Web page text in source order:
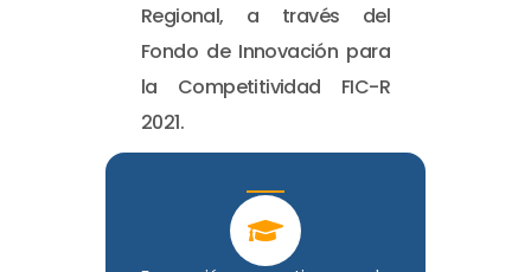
Regional, a través del
Fondo de Innovación para
la Competitividad FIC-R
2021.